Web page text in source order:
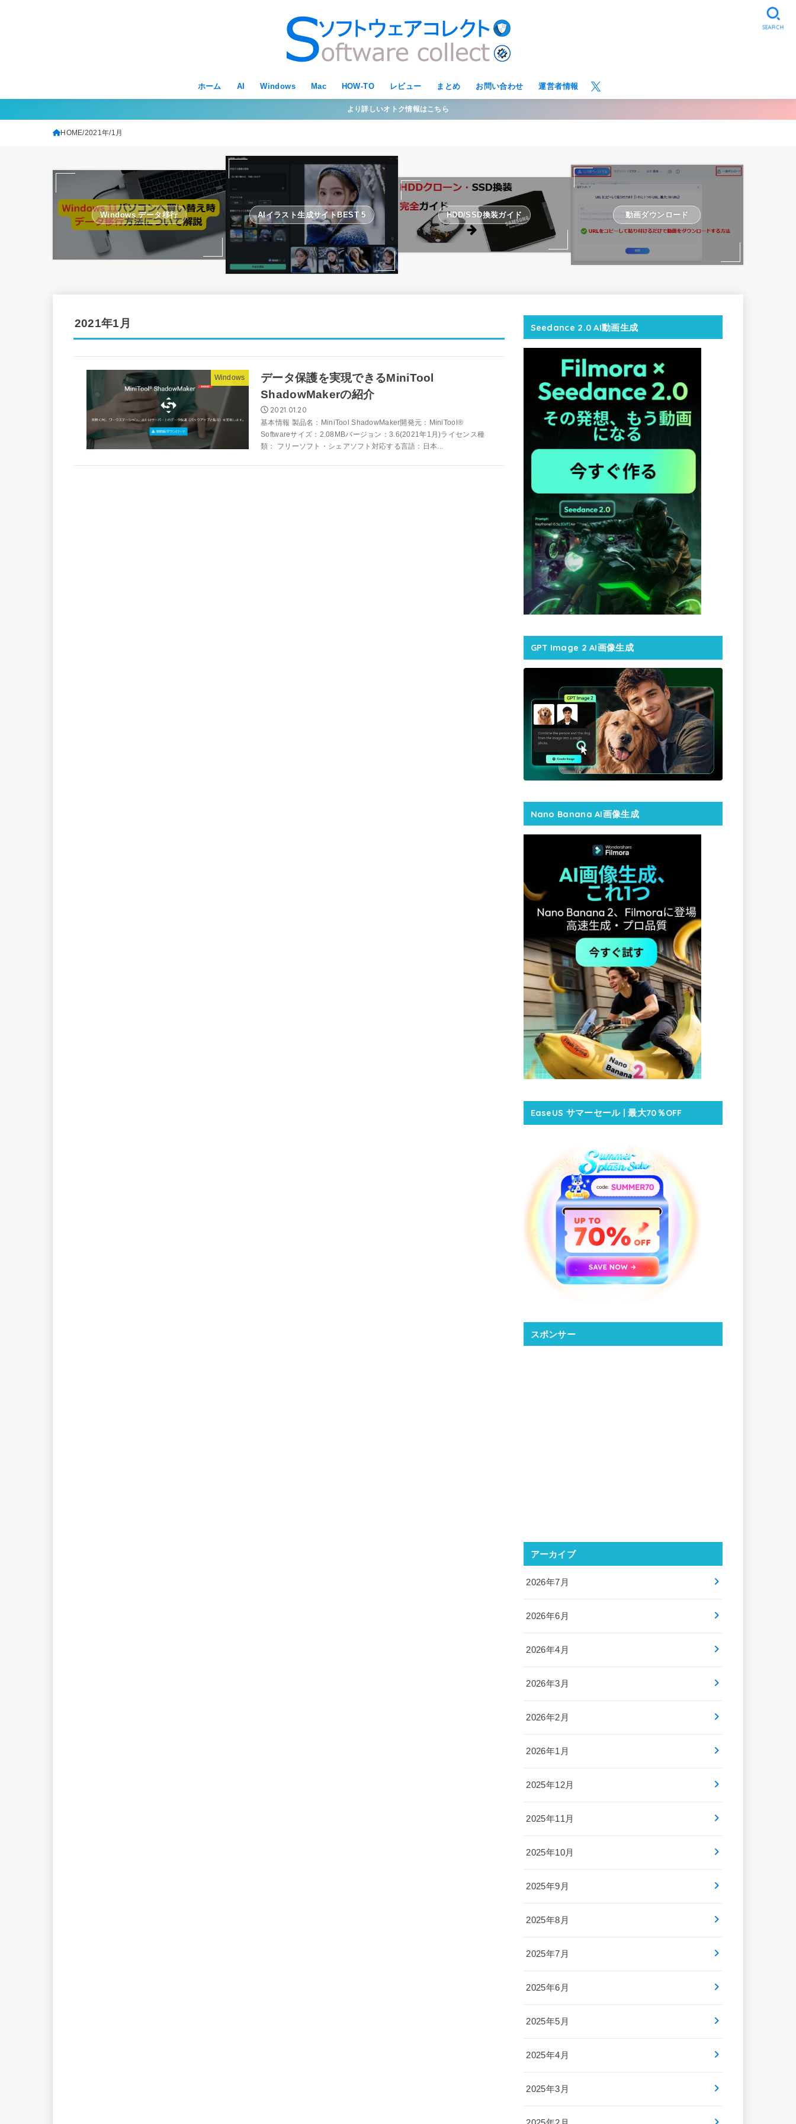
ホーム AI Windows Mac HOW-TO レビュー まとめ お問い合わせ 運営者情報
SEARCH
より詳しいオトク情報はこちら
HOME 2021年 1月
Windows データ移行 AIイラスト生成サイトBEST 5 HDD/SSD換装ガイド 動画ダウンロード
2021年1月
Windows
データ保護を実現できるMiniTool
ShadowMakerの紹介
2021.01.20
基本情報 製品名：MiniTool ShadowMaker開発元：MiniTool®
Softwareサイズ：2.08MBバージョン：3.6(2021年1月)ライセンス種
類： フリーソフト・シェアソフト対応する言語：日本...
Seedance 2.0 AI動画生成
GPT Image 2 AI画像生成
Nano Banana AI画像生成
EaseUS サマーセール | 最大70％OFF
スポンサー
アーカイブ
2026年7月
2026年6月
2026年4月
2026年3月
2026年2月
2026年1月
2025年12月
2025年11月
2025年10月
2025年9月
2025年8月
2025年7月
2025年6月
2025年5月
2025年4月
2025年3月